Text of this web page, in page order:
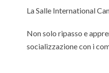
La Salle International
Non solo ripasso e
socializzazione con i